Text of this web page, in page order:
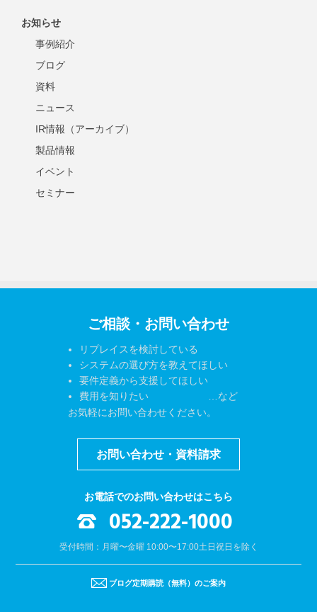
お知らせ
事例紹介
ブログ
資料
ニュース
IR情報（アーカイブ）
製品情報
イベント
セミナー
ご相談・お問い合わせ
リプレイスを検討している
システムの選び方を教えてほしい
要件定義から支援してほしい
費用を知りたい …など
お気軽にお問い合わせください。
お問い合わせ・資料請求
お電話でのお問い合わせはこちら
052-222-1000
受付時間：月曜〜金曜 10:00〜17:00土日祝日を除く
ブログ定期購読（無料）のご案内